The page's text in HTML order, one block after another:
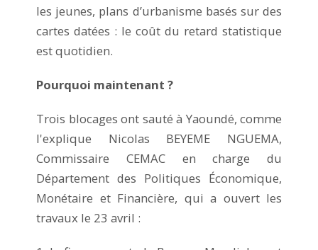
les jeunes, plans d’urbanisme basés sur des
cartes datées : le coût du retard statistique
est quotidien.
Pourquoi maintenant ?
Trois blocages ont sauté à Yaoundé, comme
l'explique Nicolas BEYEME NGUEMA,
Commissaire CEMAC en charge du
Département des Politiques Économique,
Monétaire et Financière, qui a ouvert les
travaux le 23 avril :